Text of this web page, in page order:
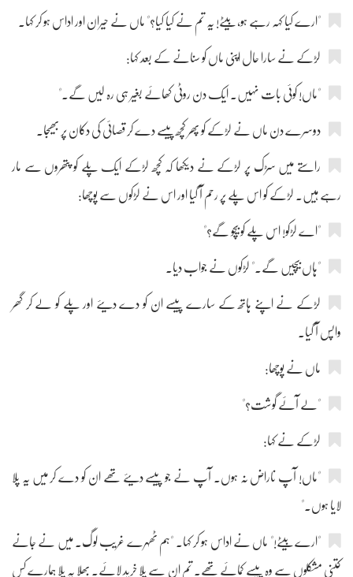
"ارے کیا کہہ رہے ہو، بیٹے! یہ تم نے کیا کیا؟" ماں نے حیران اور اداس ہو کر کہا۔
لڑکے نے سارا حال اپنی ماں کو سنانے کے بعد کہا:
"ماں! کوئی بات نہیں۔ ایک دن روٹی کھائے بغیر ہی رہ لیں گے۔"
دوسرے دن ماں نے لڑکے کو پھر کچھ پیسے دے کر قصائی کی دکان پر بھیجا۔
راستے میں سڑک پر لڑکے نے دیکھا کہ کچھ لڑکے ایک پلے کو پتھروں سے مار
رہے ہیں۔ لڑکے کو اس پلے پر رحم آ گیا اور اس نے لڑکوں سے پوچھا:
"اے لڑکو! اس پلے کو بیچو گے؟"
"ہاں بیچیں گے۔" لڑکوں نے جواب دیا۔
لڑکے نے اپنے ہاتھ کے سارے پیسے ان کو دے دیئے اور پلے کو لے کر گھر
واپس آ گیا۔
ماں نے پوچھا:
"لے آئے گوشت؟"
لڑکے نے کہا:
"ماں! آپ ناراض نہ ہوں۔ آپ نے جو پیسے دیئے تھے ان کو دے کر میں یہ پلا
لایا ہوں۔"
"ارے بیٹے!" ماں نے اداس ہو کر کہا۔ "ہم ٹھہرے غریب لوگ۔ میں نے جانے
کتنی مشکلوں سے وہ پیسے کمائے تھے۔ تم ان سے پلا خرید لائے۔ بھلا یہ پلا ہمارے کس